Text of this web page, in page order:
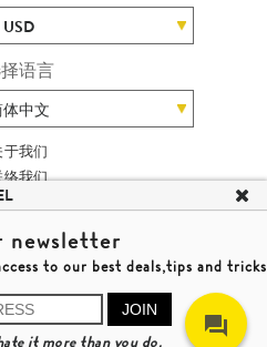
USD
语言
中文
于我们
络我们
我们
游网站地图
深品味游
味游有限公司
码 353662
newsletter
to our best deals,tips and tricks
JOIN
it more than you do.